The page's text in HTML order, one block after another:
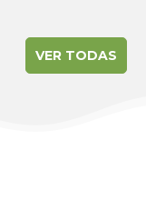
cuines amb totes
la piscina, les
VER TODAS